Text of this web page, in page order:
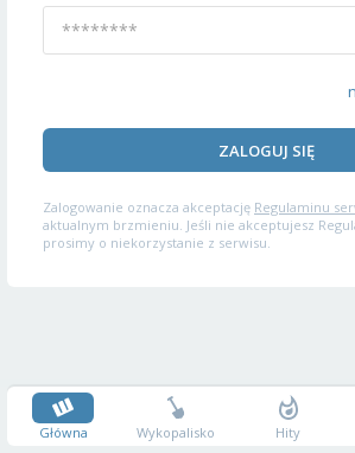
ZALOGUJ SIĘ
Zalogowanie oznacza akceptację Regulaminu
aktualnym brzmieniu. Jeśli nie akceptujesz
prosimy o niekorzystanie z serwisu.
Główna Wykopalisko Hity